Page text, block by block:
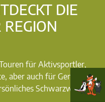
DIE
REGION
für Aktivsportler,
aber auch für Genießer
Schwarzwald-